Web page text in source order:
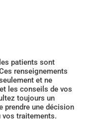
patients sont
renseignements
et ne
les conseils de vos
toujours un
prendre une décision
vos traitements.